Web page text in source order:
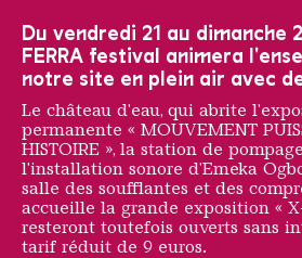
Du vendredi 21 au dimanche
FERRA festival animera
notre site en plein air avec
Le château d'eau, qui abrite
permanente « MOUVEMENT
HISTOIRE », la station de
l'installation sonore d'Emeka
salle des soufflantes et des
accueille la grande exposition « X-
resteront toutefois ouverts sans
tarif réduit de 9 euros.